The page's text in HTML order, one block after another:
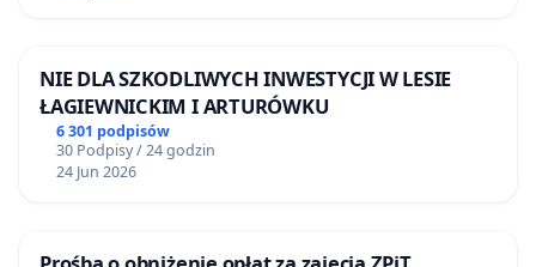
NIE DLA SZKODLIWYCH INWESTYCJI W LESIE
ŁAGIEWNICKIM I ARTURÓWKU
6 301 podpisów
30 Podpisy / 24 godzin
24 Jun 2026